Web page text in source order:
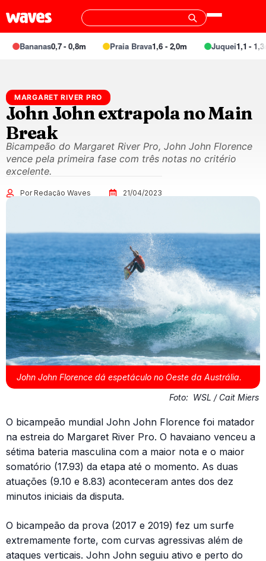
Bananas0,7 - 0,8m Praia Brava1,6 - 2,0m Juquei1,1 - 1,3m
MARGARET RIVER PRO
John John extrapola no Main
Break
Bicampeão do Margaret River Pro, John John Florence
vence pela primeira fase com três notas no critério
excelente.
Por Redação Waves 21/04/2023
John John Florence dá espetáculo no Oeste da Austrália.
Foto: WSL / Cait Miers
O bicampeão mundial John John Florence foi matador
na estreia do Margaret River Pro. O havaiano venceu a
sétima bateria masculina com a maior nota e o maior
somatório (17.93) da etapa até o momento. As duas
atuações (9.10 e 8.83) aconteceram antes dos dez
minutos iniciais da disputa.
O bicampeão da prova (2017 e 2019) fez um surfe
extremamente forte, com curvas agressivas além de
ataques verticais. John John seguiu ativo e perto do